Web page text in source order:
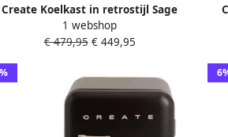
Create Koelkast in retrostijl Sage
Handvat Zwart FRIDGE RETRO 107L
1 webshop
€ 479,95€ 449,95